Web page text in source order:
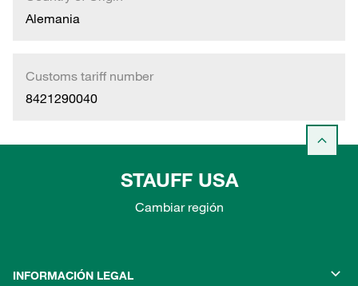
Alemania
Customs tariff number
8421290040
STAUFF USA
Cambiar región
INFORMACIÓN LEGAL